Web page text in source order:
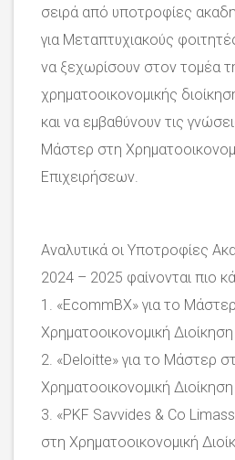
σειρά από υποτροφίες
για Μεταπτυχιακούς
να ξεχωρίσουν στον τομέα
χρηματοοικονομικής
και να εμβαθύνουν τις
Μάστερ στη
Επιχειρήσεων.
Aναλυτικά οι Υποτροφίες
2024 – 2025 φαίνονται πιο
1. «EcommBX» για το
Χρηματοοικονομική
2. «Deloitte» για το Μάστερ
Χρηματοοικονομική
3. «PKF Savvides & Co
στη Χρηματοοικονομική